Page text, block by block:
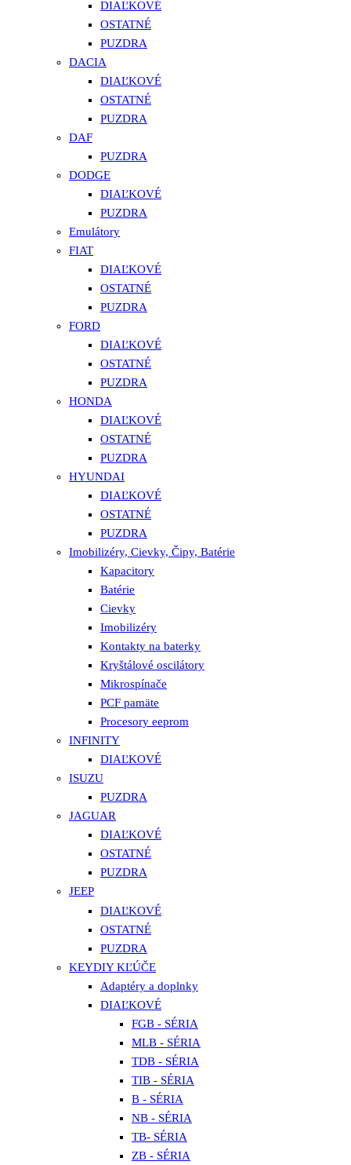
DIAĽKOVÉ
OSTATNÉ
PUZDRA
DACIA
DIAĽKOVÉ
OSTATNÉ
PUZDRA
DAF
PUZDRA
DODGE
DIAĽKOVÉ
PUZDRA
Emulátory
FIAT
DIAĽKOVÉ
OSTATNÉ
PUZDRA
FORD
DIAĽKOVÉ
OSTATNÉ
PUZDRA
HONDA
DIAĽKOVÉ
OSTATNÉ
PUZDRA
HYUNDAI
DIAĽKOVÉ
OSTATNÉ
PUZDRA
Imobilizéry, Cievky, Čipy, Batérie
Kapacitory
Batérie
Cievky
Imobilizéry
Kontakty na baterky
Kryštálové oscilátory
Mikrospínače
PCF pamäte
Procesory eeprom
INFINITY
DIAĽKOVÉ
ISUZU
PUZDRA
JAGUAR
DIAĽKOVÉ
OSTATNÉ
PUZDRA
JEEP
DIAĽKOVÉ
OSTATNÉ
PUZDRA
KEYDIY KĽÚČE
Adaptéry a doplnky
DIAĽKOVÉ
FGB - SÉRIA
MLB - SÉRIA
TDB - SÉRIA
TIB - SÉRIA
B - SÉRIA
NB - SÉRIA
TB- SÉRIA
ZB - SÉRIA